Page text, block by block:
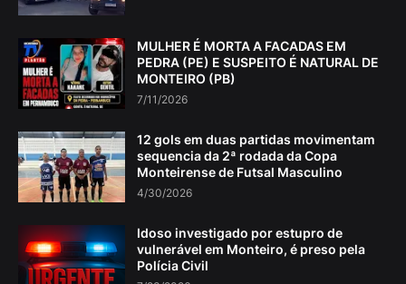
MULHER É MORTA A FACADAS EM
PEDRA (PE) E SUSPEITO É NATURAL DE
MONTEIRO (PB)
7/11/2026
12 gols em duas partidas movimentam
sequencia da 2ª rodada da Copa
Monteirense de Futsal Masculino
4/30/2026
Idoso investigado por estupro de
vulnerável em Monteiro, é preso pela
Polícia Civil